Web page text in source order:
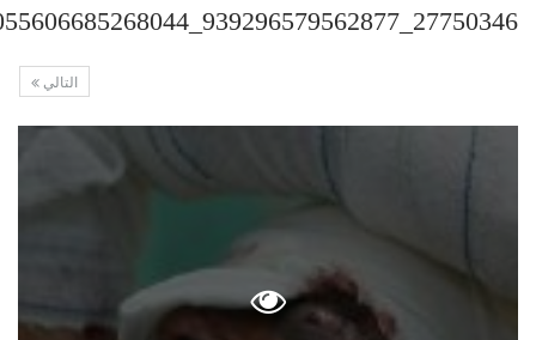
27750346_939296579562877_3215055606685268044_n
التالي